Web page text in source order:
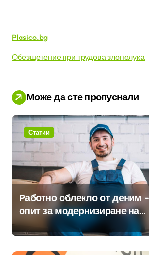
Plasico.bg
Обезщетение при трудова злополука
Може да сте пропуснали
Статии
Работно облекло от деним –
опит за модернизиране на
традицията